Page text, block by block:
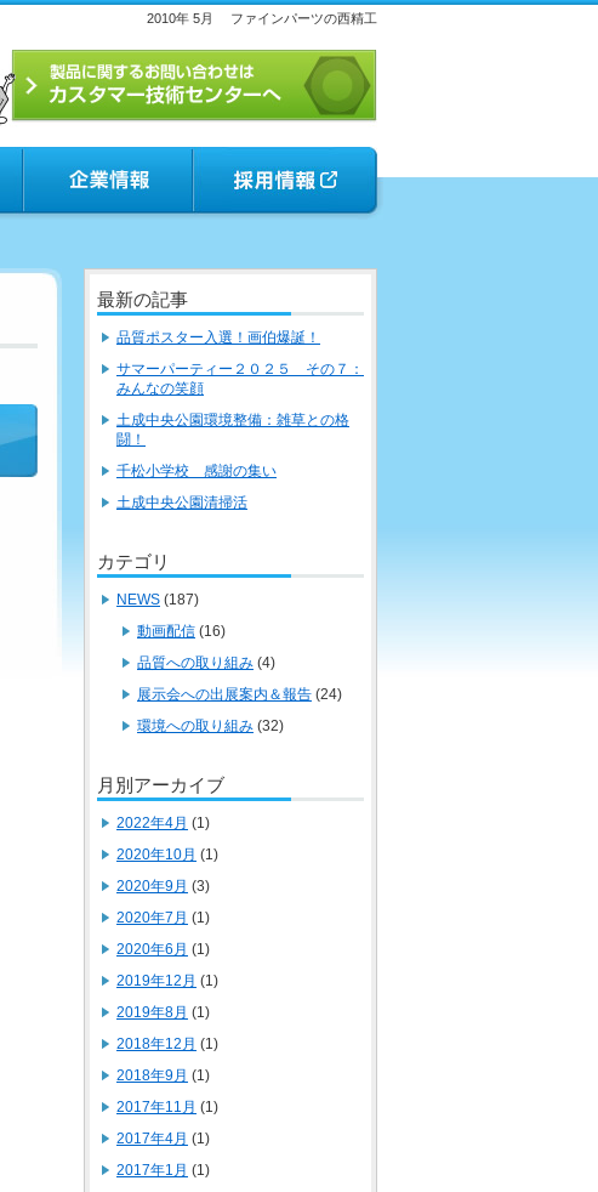
2010年 5月 ファインパーツの西精工
最新の記事
品質ポスター入選！画伯爆誕！
サマーパーティー２０２５ その７：
みんなの笑顔
土成中央公園環境整備：雑草との格
闘！
千松小学校 感謝の集い
土成中央公園清掃活
カテゴリ
NEWS (187)
動画配信 (16)
品質への取り組み (4)
展示会への出展案内＆報告 (24)
環境への取り組み (32)
月別アーカイブ
2022年4月 (1)
2020年10月 (1)
2020年9月 (3)
2020年7月 (1)
2020年6月 (1)
2019年12月 (1)
2019年8月 (1)
2018年12月 (1)
2018年9月 (1)
2017年11月 (1)
2017年4月 (1)
2017年1月 (1)